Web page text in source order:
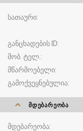
სათაური
განცხადების ID
მობ. ტელ.
მწარმოებელი
გამოქვეყნებულია
ᲛᲓᲔᲑᲐᲠᲔᲝᲑᲐ
მდებარეობა